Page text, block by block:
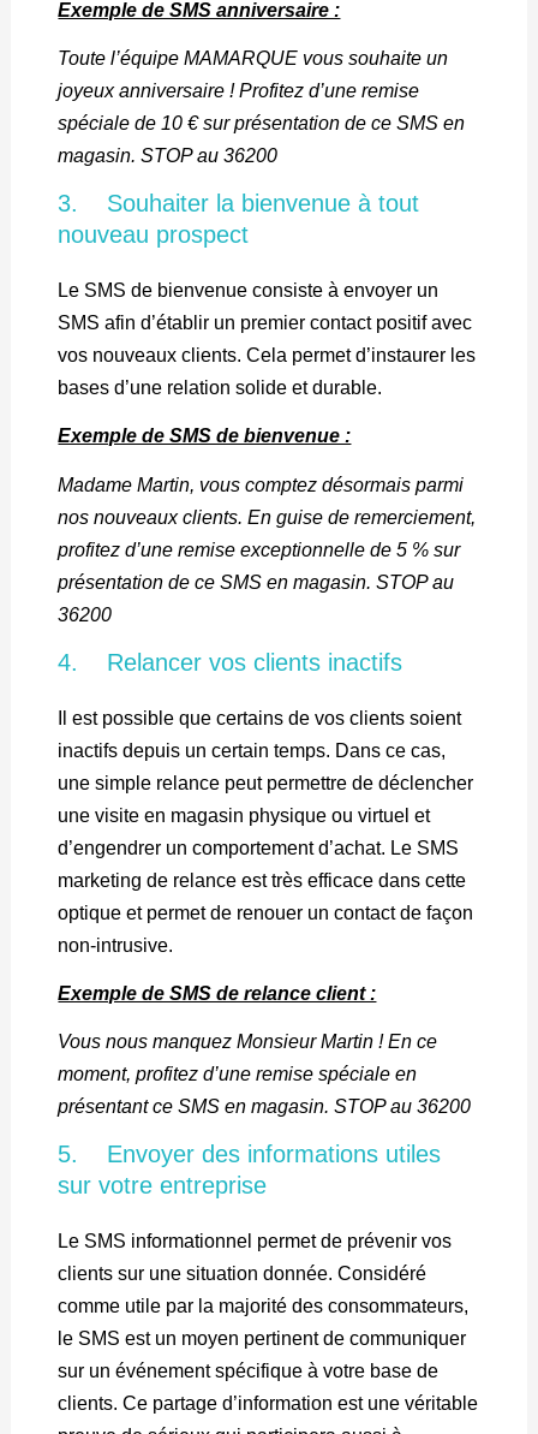
Exemple de SMS anniversaire :
Toute l’équipe MAMARQUE vous souhaite un
joyeux anniversaire ! Profitez d’une remise
spéciale de 10 € sur présentation de ce SMS en
magasin. STOP au 36200
3. Souhaiter la bienvenue à tout
nouveau prospect
Le SMS de bienvenue consiste à envoyer un
SMS afin d’établir un premier contact positif avec
vos nouveaux clients. Cela permet d’instaurer les
bases d’une relation solide et durable.
Exemple de SMS de bienvenue :
Madame Martin, vous comptez désormais parmi
nos nouveaux clients. En guise de remerciement,
profitez d’une remise exceptionnelle de 5 % sur
présentation de ce SMS en magasin. STOP au
36200
4. Relancer vos clients inactifs
Il est possible que certains de vos clients soient
inactifs depuis un certain temps. Dans ce cas,
une simple relance peut permettre de déclencher
une visite en magasin physique ou virtuel et
d’engendrer un comportement d’achat. Le SMS
marketing de relance est très efficace dans cette
optique et permet de renouer un contact de façon
non-intrusive.
Exemple de SMS de relance client :
Vous nous manquez Monsieur Martin ! En ce
moment, profitez d’une remise spéciale en
présentant ce SMS en magasin. STOP au 36200
5. Envoyer des informations utiles
sur votre entreprise
Le SMS informationnel permet de prévenir vos
clients sur une situation donnée. Considéré
comme utile par la majorité des consommateurs,
le SMS est un moyen pertinent de communiquer
sur un événement spécifique à votre base de
clients. Ce partage d’information est une véritable